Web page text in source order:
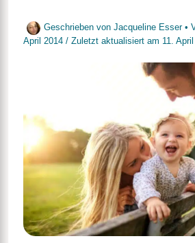
Geschrieben von Jacqueline Esser •
April 2014 / Zuletzt aktualisiert am 11.